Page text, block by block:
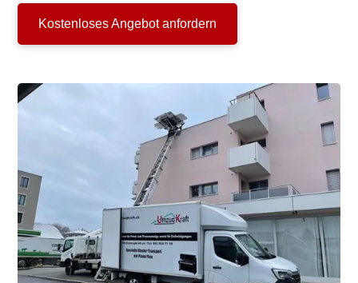
Kostenloses Angebot anfordern